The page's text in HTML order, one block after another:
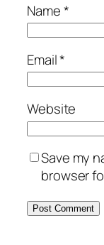
Name*
Email*
Website
Save my
browser